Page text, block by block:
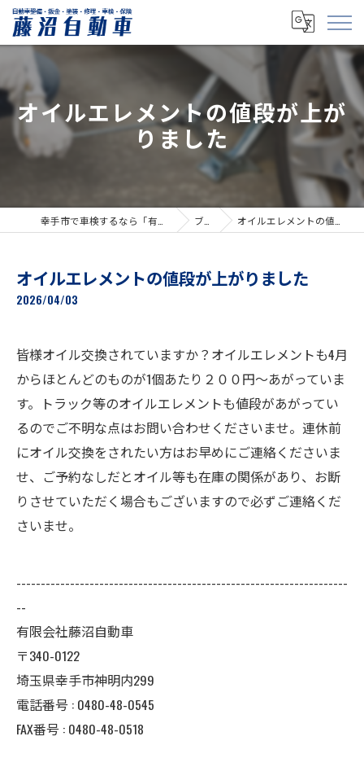
オイルエレメントの値段が上が
りました
ブログ オイルエレメントの値段が上がりました
オイルエレメントの値段が上がりました
2026/04/03
皆様オイル交換されていますか？オイルエレメントも4月
からほとんどのものが1個あたり２００円～あがっていま
す。トラック等のオイルエレメントも値段があがってい
るのでご不明な点はお問い合わせくださいませ。連休前
にオイル交換をされたい方はお早めにご連絡くださいま
せ、ご予約なしだとオイル等も在庫の関係があり、お断
りさせていただく場合もございますので必ずご連絡くだ
さいませ。
--------------------------------------------------------------------
--
有限会社藤沼自動車
〒340-0122
埼玉県幸手市神明内299
電話番号 : 0480-48-0545
FAX番号 : 0480-48-0518